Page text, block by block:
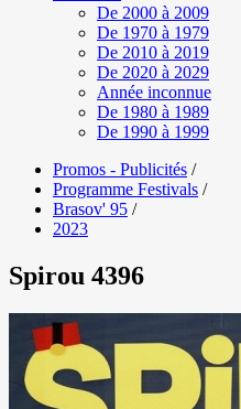
De 2000 à 2009
De 1970 à 1979
De 2010 à 2019
De 2020 à 2029
Année inconnue
De 1980 à 1989
De 1990 à 1999
Promos - Publicités /
Programme Festivals /
Brasov' 95 /
2023
Spirou 4396